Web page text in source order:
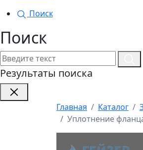
Поиск
Поиск
Результаты поиска
Главная Каталог
Уплотнение